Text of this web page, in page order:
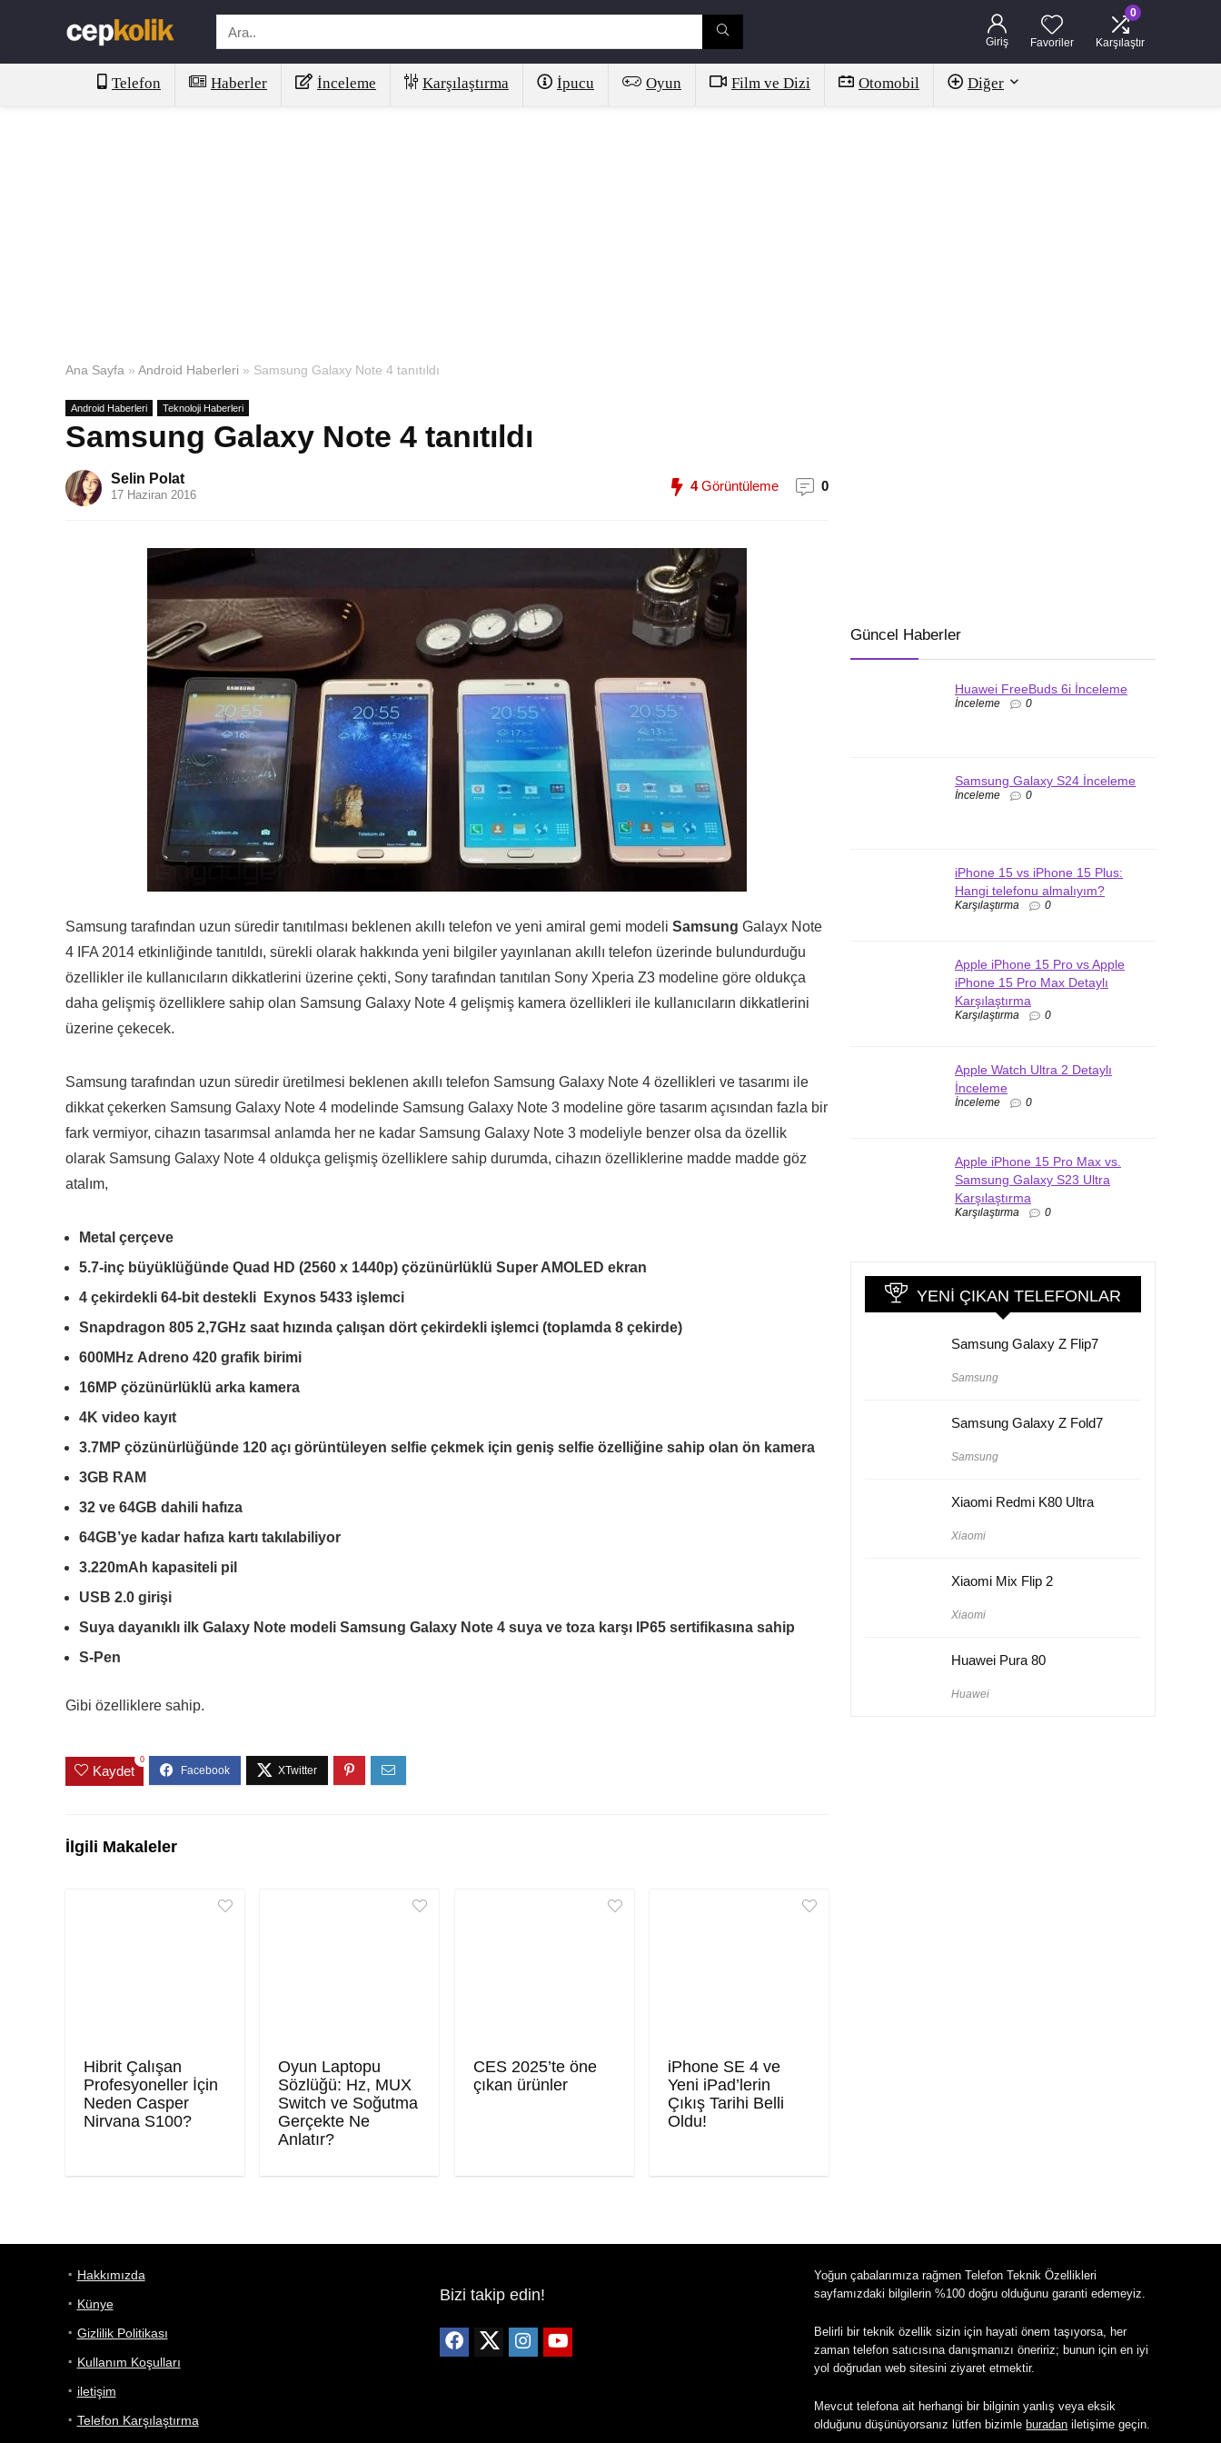
Giriş Favoriler
0
Karşılaştır
Telefon Haberler İnceleme Karşılaştırma İpucu Oyun Film ve Dizi Otomobil Diğer
Ana Sayfa » Android Haberleri » Samsung Galaxy Note 4 tanıtıldı
Android Haberleri Teknoloji Haberleri
Samsung Galaxy Note 4 tanıtıldı
Selin Polat
17 Haziran 2016
4Görüntüleme 0
Samsung tarafından uzun süredir tanıtılması beklenen akıllı telefon ve yeni amiral gemi modeli Samsung Galayx Note
4 IFA 2014 etkinliğinde tanıtıldı, sürekli olarak hakkında yeni bilgiler yayınlanan akıllı telefon üzerinde bulundurduğu
özellikler ile kullanıcıların dikkatlerini üzerine çekti, Sony tarafından tanıtılan Sony Xperia Z3 modeline göre oldukça
daha gelişmiş özelliklere sahip olan Samsung Galaxy Note 4 gelişmiş kamera özellikleri ile kullanıcıların dikkatlerini
üzerine çekecek.
Samsung tarafından uzun süredir üretilmesi beklenen akıllı telefon Samsung Galaxy Note 4 özellikleri ve tasarımı ile
dikkat çekerken Samsung Galaxy Note 4 modelinde Samsung Galaxy Note 3 modeline göre tasarım açısından fazla bir
fark vermiyor, cihazın tasarımsal anlamda her ne kadar Samsung Galaxy Note 3 modeliyle benzer olsa da özellik
olarak Samsung Galaxy Note 4 oldukça gelişmiş özelliklere sahip durumda, cihazın özelliklerine madde madde göz
atalım,
Metal çerçeve
5.7-inç büyüklüğünde Quad HD (2560 x 1440p) çözünürlüklü Super AMOLED ekran
4 çekirdekli 64-bit destekli Exynos 5433 işlemci
Snapdragon 805 2,7GHz saat hızında çalışan dört çekirdekli işlemci (toplamda 8 çekirde)
600MHz Adreno 420 grafik birimi
16MP çözünürlüklü arka kamera
4K video kayıt
3.7MP çözünürlüğünde 120 açı görüntüleyen selfie çekmek için geniş selfie özelliğine sahip olan ön kamera
3GB RAM
32 ve 64GB dahili hafıza
64GB’ye kadar hafıza kartı takılabiliyor
3.220mAh kapasiteli pil
USB 2.0 girişi
Suya dayanıklı ilk Galaxy Note modeli Samsung Galaxy Note 4 suya ve toza karşı IP65 sertifikasına sahip
S-Pen
Gibi özelliklere sahip.
Kaydet
0
İlgili Makaleler
Hibrit Çalışan
Profesyoneller İçin
Neden Casper
Nirvana S100?
Oyun Laptopu
Sözlüğü: Hz, MUX
Switch ve Soğutma
Gerçekte Ne
Anlatır?
CES 2025’te öne
çıkan ürünler
iPhone SE 4 ve
Yeni iPad’lerin
Çıkış Tarihi Belli
Oldu!
Güncel Haberler
Huawei FreeBuds 6i İnceleme
İnceleme 0
Samsung Galaxy S24 İnceleme
İnceleme 0
iPhone 15 vs iPhone 15 Plus:
Hangi telefonu almalıyım?
Karşılaştırma 0
Apple iPhone 15 Pro vs Apple
iPhone 15 Pro Max Detaylı
Karşılaştırma
Karşılaştırma 0
Apple Watch Ultra 2 Detaylı
İnceleme
İnceleme 0
Apple iPhone 15 Pro Max vs.
Samsung Galaxy S23 Ultra
Karşılaştırma
Karşılaştırma 0
YENI ÇIKAN TELEFONLAR
Samsung Galaxy Z Flip7
Samsung
Samsung Galaxy Z Fold7
Samsung
Xiaomi Redmi K80 Ultra
Xiaomi
Xiaomi Mix Flip 2
Xiaomi
Huawei Pura 80
Huawei
Hakkımızda
Künye
Gizlilik Politikası
Kullanım Koşulları
iletişim
Telefon Karşılaştırma
Bizi takip edin!
Yoğun çabalarımıza rağmen Telefon Teknik Özellikleri
sayfamızdaki bilgilerin %100 doğru olduğunu garanti edemeyiz.
Belirli bir teknik özellik sizin için hayati önem taşıyorsa, her
zaman telefon satıcısına danışmanızı öneririz; bunun için en iyi
yol doğrudan web sitesini ziyaret etmektir.
Mevcut telefona ait herhangi bir bilginin yanlış veya eksik
olduğunu düşünüyorsanız lütfen bizimleburadan iletişime geçin.